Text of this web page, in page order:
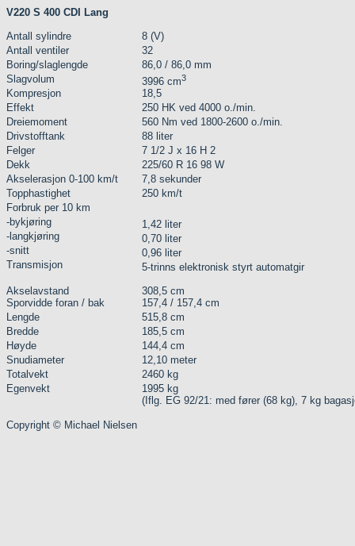
V220 S 400 CDI Lang
Antall sylindre
8 (V)
Antall ventiler
32
Boring/slaglengde
86,0 / 86,0 mm
Slagvolum
3996 cm3
Kompresjon
18,5
Effekt
250 HK ved 4000 o./min.
Dreiemoment
560 Nm ved 1800-2600 o./min.
Drivstofftank
88 liter
Felger
7 1/2 J x 16 H 2
Dekk
225/60 R 16 98 W
Akselerasjon 0-100 km/t
7,8 sekunder
Topphastighet
250 km/t
Forbruk per 10 km
-bykjøring
1,42 liter
-langkjøring
0,70 liter
-snitt
0,96 liter
Transmisjon
5-trinns elektronisk styrt automatgir
Akselavstand
308,5 cm
Sporvidde foran / bak
157,4 / 157,4 cm
Lengde
515,8 cm
Bredde
185,5 cm
Høyde
144,4 cm
Snudiameter
12,10 meter
Totalvekt
2460 kg
Egenvekt
1995 kg
(Iflg. EG 92/21: med fører (68 kg), 7 kg
Copyright © Michael Nielsen